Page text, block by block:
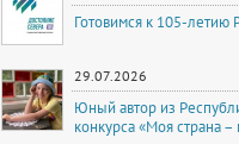
Готовимся к 105-летию
29.07.2026
Юный автор из
конкурса «Моя страна –